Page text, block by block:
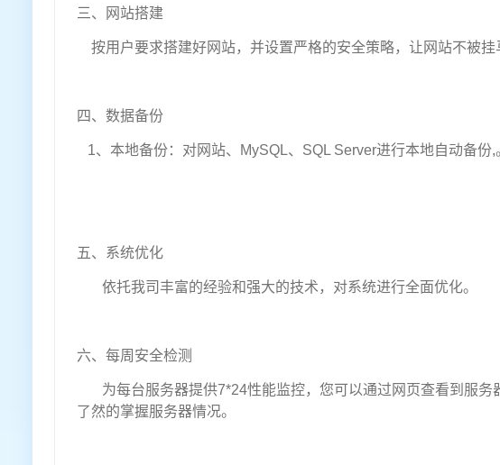
三、网站搭建
按用户要求搭建好网站，并设置严格的安全策略，让网站不被挂
四、数据备份
1、本地备份：对网站、MySQL、SQL Server进行本地自动备份,
五、系统优化
依托我司丰富的经验和强大的技术，对系统进行全面优化。
六、每周安全检测
为每台服务器提供7*24性能监控，您可以通过网页查看到服务
了然的掌握服务器情况。